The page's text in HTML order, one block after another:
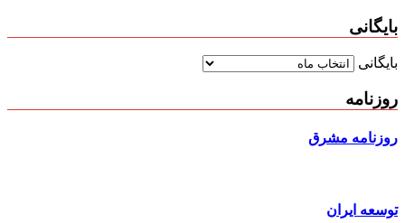
بایگانی
بایگانی
روزنامه
روزنامه مشرق
توسعه ایران